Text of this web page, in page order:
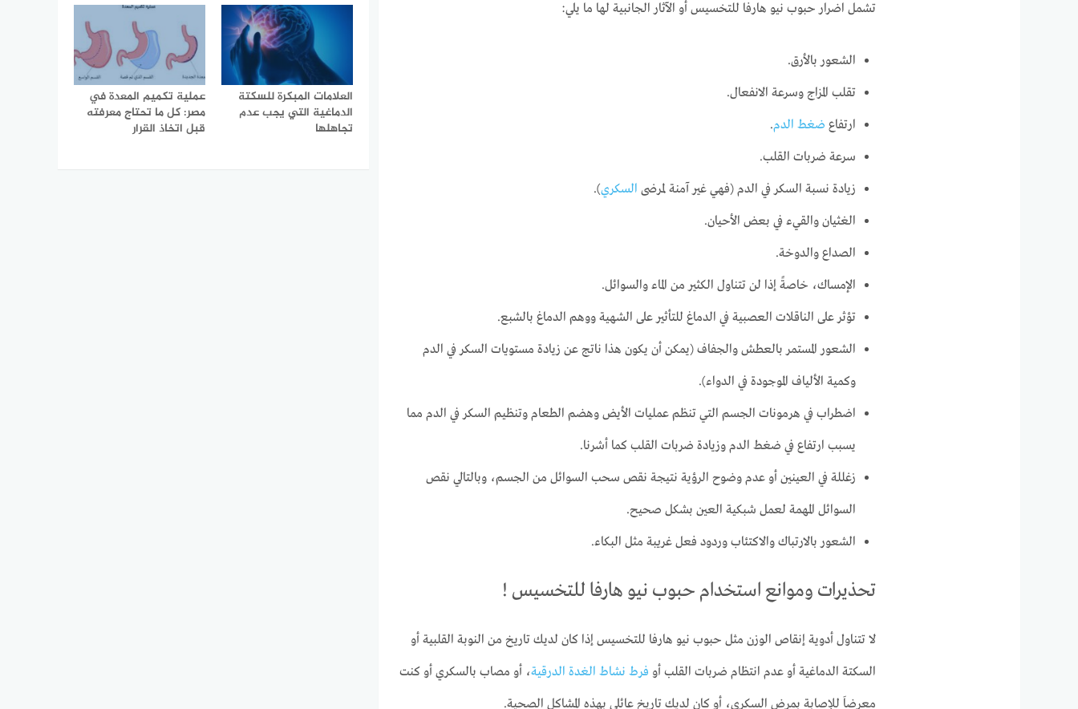
تشمل اضرار حبوب نيو هارفا للتخسيس أو الآثار الجانبية لها ما يلي:
الشعور بالأرق.
تقلب المزاج وسرعة الانفعال.
ارتفاع ضغط الدم.
سرعة ضربات القلب.
زيادة نسبة السكر في الدم (فهي غير آمنة لمرضى السكري).
الغثيان والقيء في بعض الأحيان.
الصداع والدوخة.
الإمساك، خاصةً إذا لن تتناول الكثير من الماء والسوائل.
تؤثر على الناقلات العصبية في الدماغ للتأثير على الشهية ووهم الدماغ بالشبع.
الشعور المستمر بالعطش والجفاف (يمكن أن يكون هذا ناتج عن زيادة مستويات السكر في الدم
وكمية الألياف الموجودة في الدواء).
اضطراب في هرمونات الجسم التي تنظم عمليات الأيض وهضم الطعام وتنظيم السكر في الدم مما
يسبب ارتفاع في ضغط الدم وزيادة ضربات القلب كما أشرنا.
زغللة في العينين أو عدم وضوح الرؤية نتيجة نقص سحب السوائل من الجسم، وبالتالي نقص
السوائل المهمة لعمل شبكية العين بشكل صحيح.
الشعور بالارتباك والاكتئاب وردود فعل غريبة مثل البكاء.
تحذيرات وموانع استخدام حبوب نيو هارفا للتخسيس !
لا تتناول أدوية إنقاص الوزن مثل حبوب نيو هارفا للتخسيس إذا كان لديك تاريخ من النوبة القلبية أو
السكتة الدماغية أو عدم انتظام ضربات القلب أو فرط نشاط الغدة الدرقية، أو مصاب بالسكري أو كنت
معرضاَ للإصابة بمرض السكري، أو كان لديك تاريخ عائلي بهذه المشاكل الصحية.
العلامات المبكرة للسكتة
الدماغية التي يجب عدم
تجاهلها
عملية تكميم المعدة في
مصر: كل ما تحتاج معرفته
قبل اتخاذ القرار